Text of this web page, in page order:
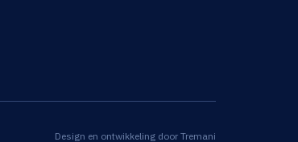
Design en ontwikkeling door Tremani